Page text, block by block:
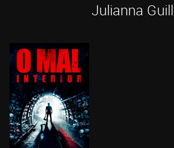
Julianna Guill